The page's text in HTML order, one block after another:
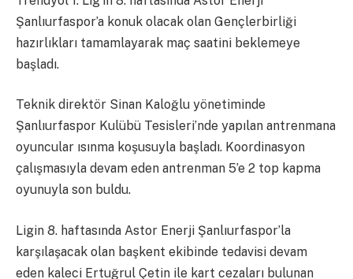
Şanlıurfaspor’a konuk olacak olan Gençlerbirliği
hazırlıkları tamamlayarak maç saatini beklemeye
başladı.
Teknik direktör Sinan Kaloğlu yönetiminde
Şanlıurfaspor Kulübü Tesisleri’nde yapılan antrenmana
oyuncular ısınma koşusuyla başladı. Koordinasyon
çalışmasıyla devam eden antrenman 5’e 2 top kapma
oyunuyla son buldu.
Ligin 8. haftasında Astor Enerji Şanlıurfaspor’la
karşılaşacak olan başkent ekibinde tedavisi devam
eden kaleci Ertuğrul Çetin ile kart cezaları bulunan